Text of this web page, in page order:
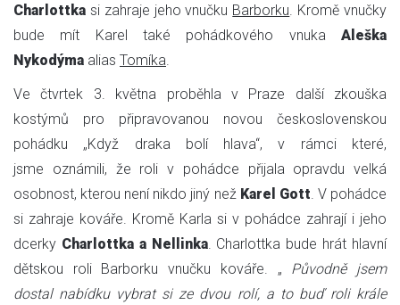
Charlottka si zahraje jeho vnučku Barborku . Kromě vnučky
bude mít Karel také pohádkového vnuka Aleška
Nykodýma alias Tomíka
Ve čtvrtek 3. května proběhla v Praze další zkouška
kostýmů pro připravovanou novou československou
pohádku „Když draka bolí hlava“, v rámci které,
jsme oznámili, že roli v pohádce přijala opravdu velká
osobnost, kterou není nikdo jiný než Karel Gott . V pohádce
si zahraje kováře. Kromě Karla si v pohádce zahrají i jeho
dcerky Charlottka a Nellinka. Charlottka bude hrát hlavní
dětskou roli Barborku vnučku kováře. „ Původně jsem
dostal nabídku vybrat si ze dvou rolí, a to buď roli krále